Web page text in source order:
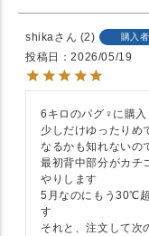
shika 2 購入者
投稿日
2026/05/19
6キロのパグ♀に購入
少しだけゆったりめ
なるかも知れないの
最初背中部分がカチ
やりします
5月なのにもう30℃
す
それと、注文して